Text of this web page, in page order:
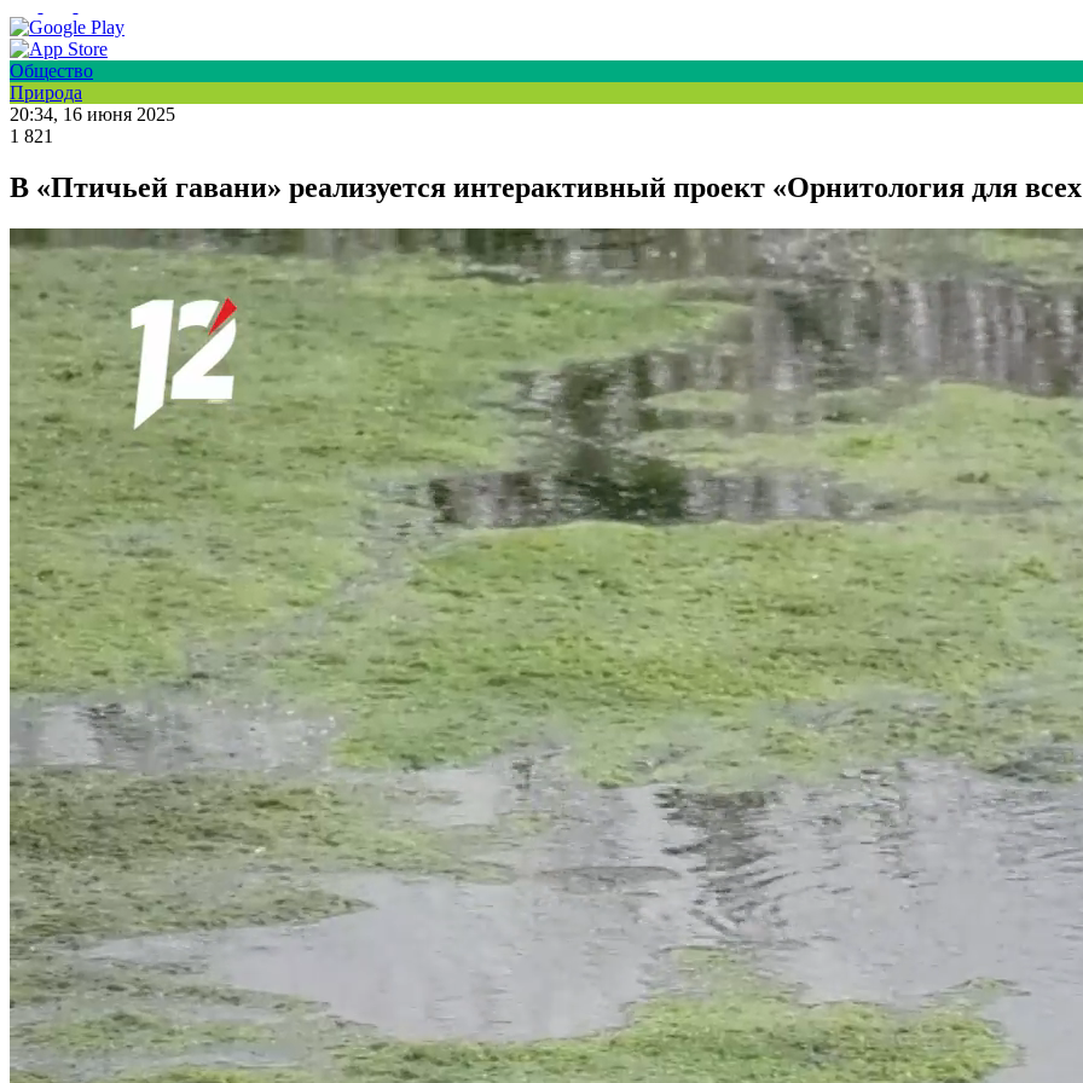
Общество
Природа
20:34, 16 июня 2025
1 821
В «Птичьей гавани» реализуется интерактивный проект «Орнитология для